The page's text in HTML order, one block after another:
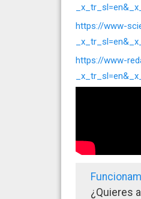
https://www-
https://www-
¿Quieres